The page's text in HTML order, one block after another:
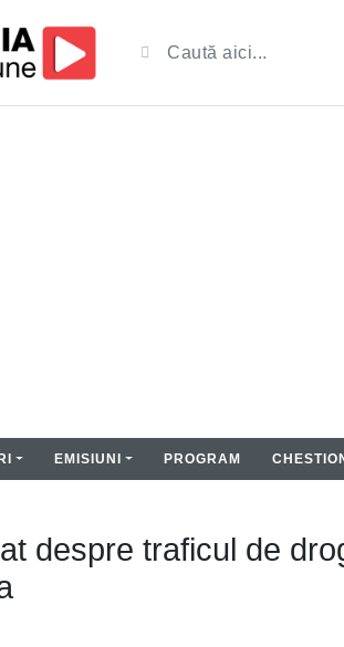
EMISIUNI PROGRAM
despre traficul de